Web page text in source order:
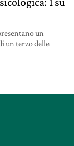
un
un terzo delle